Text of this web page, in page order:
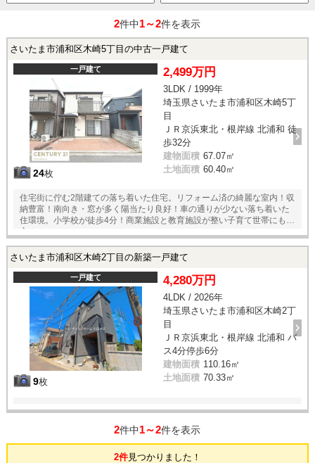
2件中1～2件を表示
さいたま市浦和区木崎5丁目の中古一戸建て
一戸建て
24枚
2,499万円
3LDK / 1999年
埼玉県さいたま市浦和区木崎5丁
目
ＪＲ京浜東北・根岸線 北浦和 徒
歩32分
建物面積 67.07㎡
土地面積 60.40㎡
住宅街に佇む2階建ての落ち着いた住宅。リフォーム済の綺麗な室内！収
納豊富！南向き・窓が多く陽当たり良好！車の通りが少ない落ち着いた
住環境。小学校が徒歩4分！商業施設と教育施設が整い子育て世帯にも安
心！
さいたま市浦和区木崎2丁目の新築一戸建て
一戸建て
9枚
4,280万円
4LDK / 2026年
埼玉県さいたま市浦和区木崎2丁
目
ＪＲ京浜東北・根岸線 北浦和 バ
ス4分停歩6分
建物面積 110.16㎡
土地面積 70.33㎡
2件中1～2件を表示
2件見つかりました！